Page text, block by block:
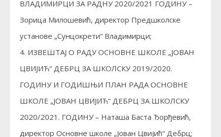
ВЛАДИМИРЦИ ЗА РАДНУ 2020/2021 ГОДИНУ –
Зорица Милошевић, директор Предшколске
установе „Сунцокрети“ Владимирци;
4. ИЗВЕШТАЈ О РАДУ ОСНОВНЕ ШКОЛЕ „ЈОВАН
ЦВИЈИЋ“ ДЕБРЦ ЗА ШКОЛСКУ 2019/2020.
ГОДИНУ И ГОДИШЊИ ПЛАН РАДА ОСНОВНЕ
ШКОЛЕ „ЈОВАН ЦВИЈИЋ“ ДЕБРЦ ЗА ШКОЛСКУ
2020/2021. ГОДИНУ – Наташа Баста Ђорђевић,
директор Основне школе „Јован Цвијић“ Дебрц;